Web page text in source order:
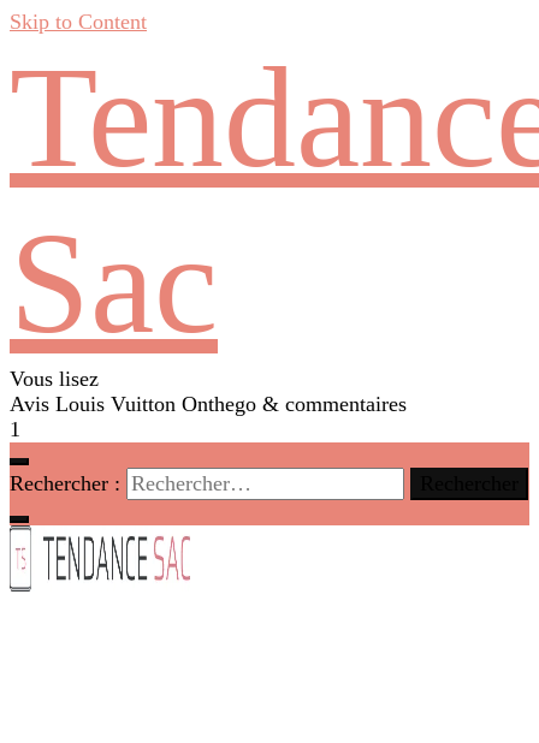
Skip to Content
Sac
Vous lisez
Avis Louis Vuitton Onthego & commentaires
1
Rechercher :